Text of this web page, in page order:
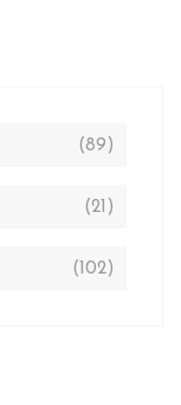
(89)
(21)
(102)